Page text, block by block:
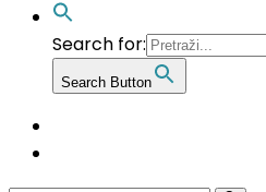
Search for:
Search Button